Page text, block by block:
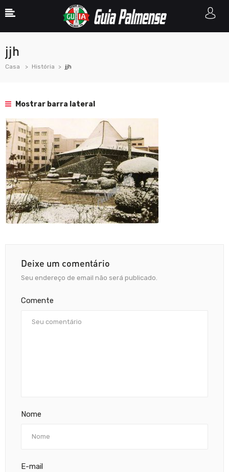
jjh
Casa História jjh
Mostrar barra lateral
Deixe um comentário
Seu endereço de email não será publicado.
Comente
Nome
E-mail